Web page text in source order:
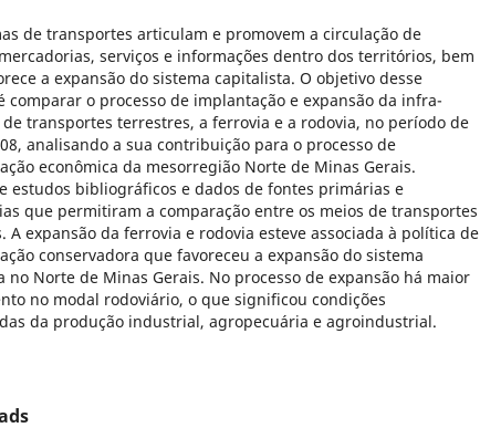
de transportes articulam e promovem a circulação de
serviços e informações dentro dos territórios, bem
a expansão do sistema capitalista. O objetivo desse
comparar o processo de implantação e expansão da infra-
transportes terrestres, a ferrovia e a rodovia, no período de
analisando a sua contribuição para o processo de
econômica da mesorregião Norte de Minas Gerais.
estudos bibliográficos e dados de fontes primárias e
que permitiram a comparação entre os meios de transportes
A expansão da ferrovia e rodovia esteve associada à política de
conservadora que favoreceu a expansão do sistema
no Norte de Minas Gerais. No processo de expansão há maior
no modal rodoviário, o que significou condições
da produção industrial, agropecuária e agroindustrial.